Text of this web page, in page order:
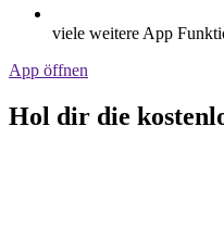
viele weitere App
App öffnen
Hol dir die